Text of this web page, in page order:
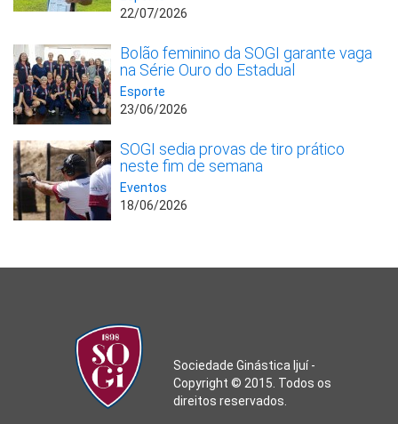
22/07/2026
Bolão feminino da SOGI garante vaga
na Série Ouro do Estadual
Esporte
23/06/2026
SOGI sedia provas de tiro prático
neste fim de semana
Eventos
18/06/2026
Sociedade Ginástica Ijuí -
Copyright © 2015. Todos os
direitos reservados.